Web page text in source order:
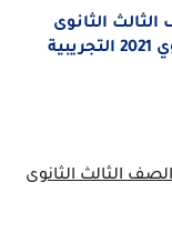
الثالث الثانوى
الصف الثالث الثانوى